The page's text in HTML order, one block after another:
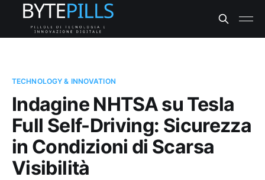
TECHNOLOGY & INNOVATION
Indagine NHTSA su Tesla
Full Self-Driving: Sicurezza
in Condizioni di Scarsa
Visibilità